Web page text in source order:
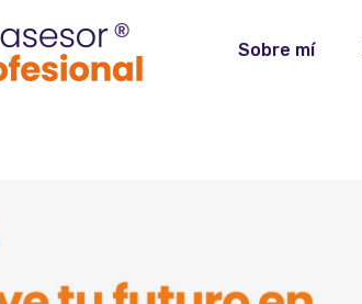
Sobre mí